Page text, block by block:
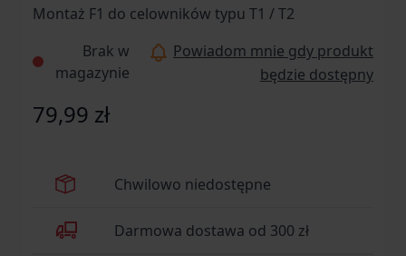
Montaż F1 do celowników typu T1 / T2
Brak w
magazynie
Powiadom mnie gdy produkt
będzie dostępny
79,99 zł
Chwilowo niedostępne
Darmowa dostawa od 300 zł